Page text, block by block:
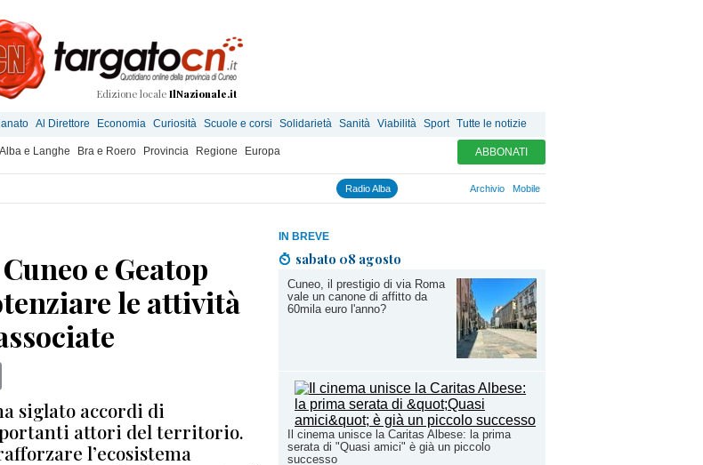
Edizione locale IlNazionale.it
Al Direttore Economia Curiosità Scuole e corsi Solidarietà Sanità Viabilità Sport Tutte le notizie
Alba e Langhe Bra e Roero Provincia Regione Europa ABBONATI
Radio Alba Archivio Mobile
IN BREVE
sabato 08 agosto
Cuneo, il prestigio di via Roma
vale un canone di affitto da
60mila euro l'anno?
Il cinema unisce la Caritas Albese: la prima
serata di "Quasi amici" è già un piccolo
successo
e Geatop
le attività
siglato accordi di
attori del territorio.
l’ecosistema